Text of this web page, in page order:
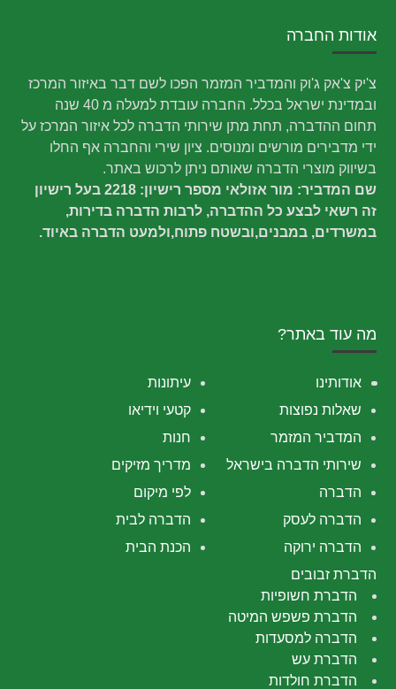
אודות החברה
צ'יק צ'אק ג'וק והמדביר המזמר הפכו לשם דבר באיזור המרכז
ובמדינת ישראל בכלל. החברה עובדת למעלה מ 40 שנה
תחום ההדברה, תחת מתן שירותי הדברה לכל איזור המרכז על
ידי מדבירים מורשים ומנוסים. ציון שירי והחברה אף החלו
בשיווק מוצרי הדברה שאותם ניתן לרכוש באתר.
שם המדביר: מור אזולאי מספר רישיון: 2218 בעל רישיון
זה רשאי לבצע כל ההדברה, לרבות הדברה בדירות,
במשרדים, במבנים,ובשטח פתוח,ולמעט הדברה באיוד.
מה עוד באתר?
עיתונות
אודותינו
קטעי וידיאו
שאלות נפוצות
חנות
המדביר המזמר
מדריך מזיקים
שירותי הדברה בישראל
לפי מיקום
הדברה
הדברה לבית
הדברה לעסק
הכנת הבית
הדברה ירוקה
הדברת זבובים
הדברת חשופיות
הדברת פשפש המיטה
הדברה למסעדות
הדברת עש
הדברת חולדות